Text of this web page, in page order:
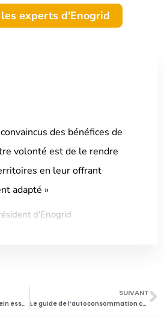
experts d'Enogrid
des bénéfices de
volonté est de le rendre
en leur offrant
adapté »
d'Enogrid
Newsletter | Une filière en plein essor et unie pour simplifier l’autoconsommation collective
SUIVANT
Le guide de l’autoconsommation collective pour les collectivités